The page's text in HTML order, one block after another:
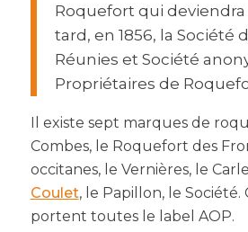
Roquefort qui
tard, en 1856, la Société
Réunies et Société
Propriétaires de
Il existe sept marques de
Combes, le Roquefort des
occitanes, le Vernières, le
Coulet, le Papillon, le Société.
portent toutes le label AOP.